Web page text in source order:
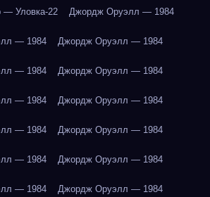
Уловка-22 Джордж Оруэлл — 1984
— 1984 Джордж Оруэлл — 1984
— 1984 Джордж Оруэлл — 1984
— 1984 Джордж Оруэлл — 1984
— 1984 Джордж Оруэлл — 1984
— 1984 Джордж Оруэлл — 1984
— 1984 Джордж Оруэлл — 1984